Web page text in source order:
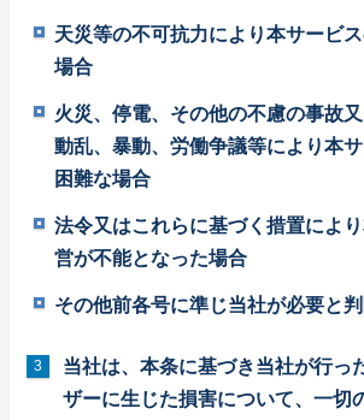
天災等の不可抗力により本サービ
場合
火災、停電、その他の不慮の事故又
動乱、暴動、労働争議等により本
困難な場合
法令又はこれらに基づく措置によ
営が不能となった場合
その他前各号に準じ当社が必要と
当社は、本条に基づき当社が行っ
ザーに生じた損害について、一切